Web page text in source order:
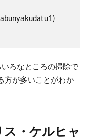
ろなところの掃除で
方が多いことがわか
ス・ケルヒャ